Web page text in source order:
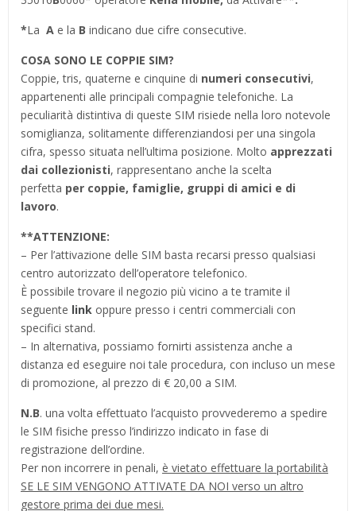
*La A e la B indicano due cifre consecutive.
COSA SONO LE COPPIE SIM?
Coppie, tris, quaterne e cinquine di numeri consecutivi,
appartenenti alle principali compagnie telefoniche. La
peculiarità distintiva di queste SIM risiede nella loro notevole
somiglianza, solitamente differenziandosi per una singola
cifra, spesso situata nell’ultima posizione. Molto apprezzati
dai collezionisti, rappresentano anche la scelta
perfetta per coppie, famiglie, gruppi di amici e di
lavoro.
**ATTENZIONE:
– Per l’attivazione delle SIM basta recarsi presso qualsiasi
centro autorizzato dell’operatore telefonico.
È possibile trovare il negozio più vicino a te tramite il
seguente link oppure presso i centri commerciali con
specifici stand.
– In alternativa, possiamo fornirti assistenza anche a
distanza ed eseguire noi tale procedura, con incluso un mese
di promozione, al prezzo di € 20,00 a SIM.
N.B. una volta effettuato l’acquisto provvederemo a spedire
le SIM fisiche presso l’indirizzo indicato in fase di
registrazione dell’ordine.
Per non incorrere in penali, è vietato effettuare la portabilità
SE LE SIM VENGONO ATTIVATE DA NOI verso un altro
gestore prima dei due mesi.